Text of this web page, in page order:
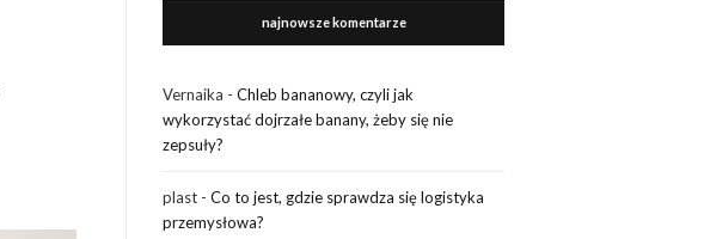
najnowsze komentarze
Vernaika -Chleb bananowy, czyli jak
wykorzystać dojrzałe banany, żeby się nie
zepsuły?
plast -Co to jest, gdzie sprawdza się logistyka
przemysłowa?